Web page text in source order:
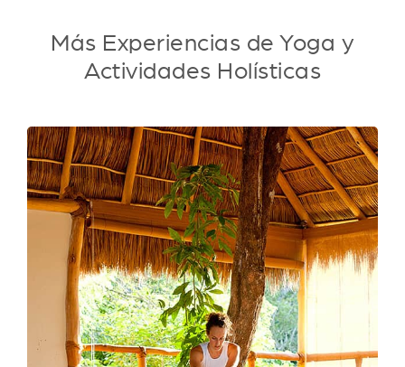
Más Experiencias de Yoga y
Actividades Holísticas